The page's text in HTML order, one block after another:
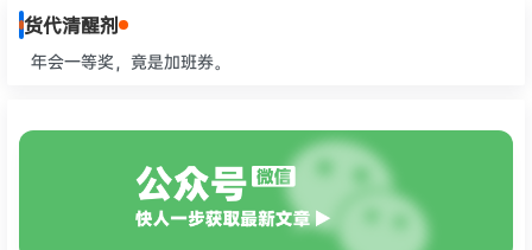
货代清醒剂
年会一等奖，竟是加班券。